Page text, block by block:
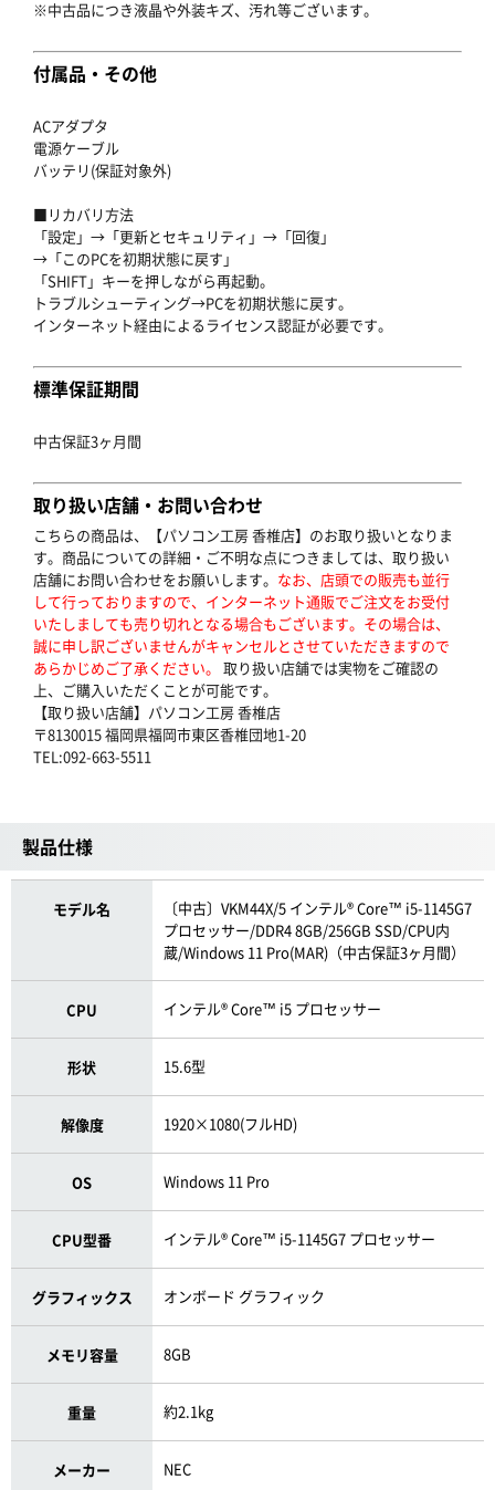
※中古品につき液晶や外装キズ、汚れ等ございます。
付属品・その他
ACアダプタ
電源ケーブル
バッテリ(保証対象外)
■リカバリ方法
「設定」→「更新とセキュリティ」→「回復」
→「このPCを初期状態に戻す」
「SHIFT」キーを押しながら再起動。
トラブルシューティング→PCを初期状態に戻す。
インターネット経由によるライセンス認証が必要です。
標準保証期間
中古保証3ヶ月間
取り扱い店舗・お問い合わせ
こちらの商品は、【パソコン工房 香椎店】のお取り扱いとなりま
す。商品についての詳細・ご不明な点につきましては、取り扱い
店舗にお問い合わせをお願いします。 なお、店頭での販売も並行
して行っておりますので、インターネット通販でご注文をお受付
いたしましても売り切れとなる場合もございます。その場合は、
誠に申し訳ございませんがキャンセルとさせていただきますので
あらかじめご了承ください。 取り扱い店舗では実物をご確認の
上、ご購入いただくことが可能です。
【取り扱い店舗】パソコン工房 香椎店
〒8130015 福岡県福岡市東区香椎団地1-20
TEL:092-663-5511
製品仕様
モデル名
〔中古〕VKM44X/5 インテル® Core™ i5-1145G7
プロセッサー/DDR4 8GB/256GB SSD/CPU内
蔵/Windows 11 Pro(MAR)（中古保証3ヶ月間）
CPU インテル® Core™ i5 プロセッサー
形状 15.6型
解像度 1920×1080(フルHD)
OS Windows 11 Pro
CPU型番 インテル® Core™ i5-1145G7 プロセッサー
グラフィックス オンボード グラフィック
メモリ容量 8GB
重量 約2.1kg
メーカー NEC